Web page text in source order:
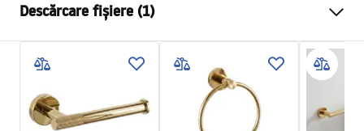
Material
Metodă de montaj
Autoadeziv
Latime
480mm
Inalime
330mm
Adâncime
100
Descărcare fișiere (1)
Condiții de garanție
Warranty_Terms_and_Conditions_Accessories_-_24.pdf